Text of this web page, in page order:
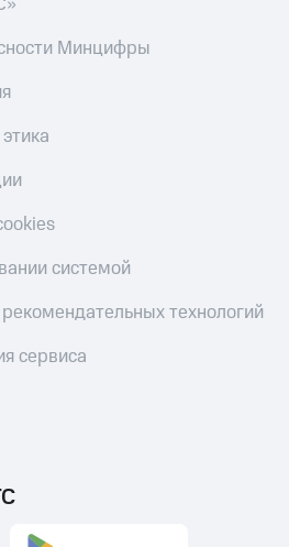
Минцифры
системой
технологий
сервиса